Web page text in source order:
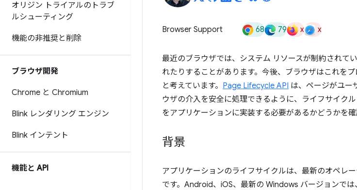
オリジン トライアルのトラブ
ルシューティング
機能の非推奨と削除
ブラウザ開発
Chrome と Chromium
Blink レンダリング エンジン
Blink インテント
機能と API
Browser Support 68 79 x x
最近のブラウザでは、システム リソースが制約されて
れたりすることがあります。今後、ブラウザはこれを
と考えています。 Page Lifecycle API は、ページがユー
ウザの介入を安全に処理できるように、ライフサイク
をアプリケーションに実装する必要があるかどうかを確
背景
アプリケーションのライフサイクルは、最新のオペレ
です。Android、iOS、最新の Windows バージョンで